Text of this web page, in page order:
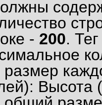
- 200.
Высота